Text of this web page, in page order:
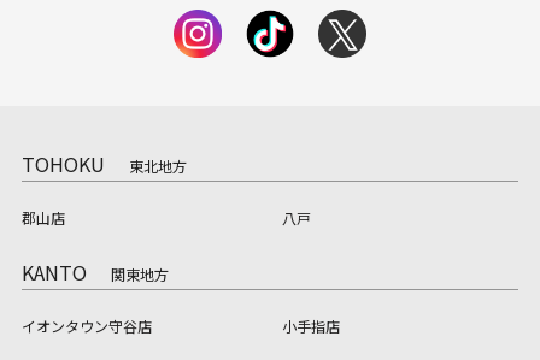
TOHOKU 東北地方
郡山店 八戸
KANTO 関東地方
イオンタウン守谷店 小手指店